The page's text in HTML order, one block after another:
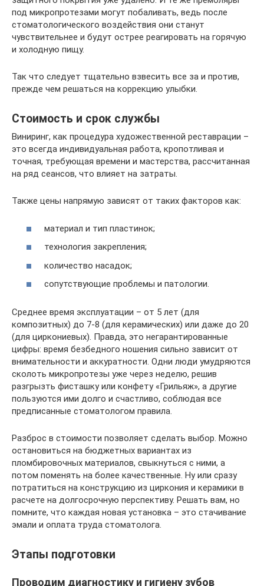
под микропротезами могут побаливать, ведь после
стоматологического воздействия они станут
чувствительнее и будут острее реагировать на горячую
и холодную пищу.
Так что следует тщательно взвесить все за и против,
прежде чем решаться на коррекцию улыбки.
Стоимость и срок службы
Виниринг, как процедура художественной реставрации –
это всегда индивидуальная работа, кропотливая и
точная, требующая времени и мастерства, рассчитанная
на ряд сеансов, что влияет на затраты.
Также цены напрямую зависят от таких факторов как:
материал и тип пластинок;
технология закрепления;
количество насадок;
сопутствующие проблемы и патологии.
Среднее время эксплуатации – от 5 лет (для
композитных) до 7-8 (для керамических) или даже до 20
(для циркониевых). Правда, это негарантированные
цифры: время безбедного ношения сильно зависит от
внимательности и аккуратности. Одни люди умудряются
сколоть микропротезы уже через неделю, решив
разгрызть фисташку или конфету «Грильяж», а другие
пользуются ими долго и счастливо, соблюдая все
предписанные стоматологом правила.
Разброс в стоимости позволяет сделать выбор. Можно
остановиться на бюджетных вариантах из
пломбировочных материалов, свыкнуться с ними, а
потом поменять на более качественные. Ну или сразу
потратиться на конструкцию из циркония и керамики в
расчете на долгосрочную перспективу. Решать вам, но
помните, что каждая новая установка – это стачивание
эмали и оплата труда стоматолога.
Этапы подготовки
Проводим диагностику и гигиену зубов